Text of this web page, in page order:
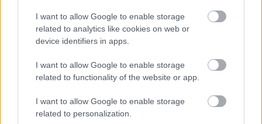
I want to allow Google to enable storage
related to analytics like cookies on web or
device identifiers in apps.
I want to allow Google to enable storage
related to functionality of the website or app.
I want to allow Google to enable storage
related to personalization.
Últimas noticias
El tomellosero Marcos López Olivares firma
05/08/2026
Argamasilla de Alba refuerza su apuesta
por el turismo astronómico con...